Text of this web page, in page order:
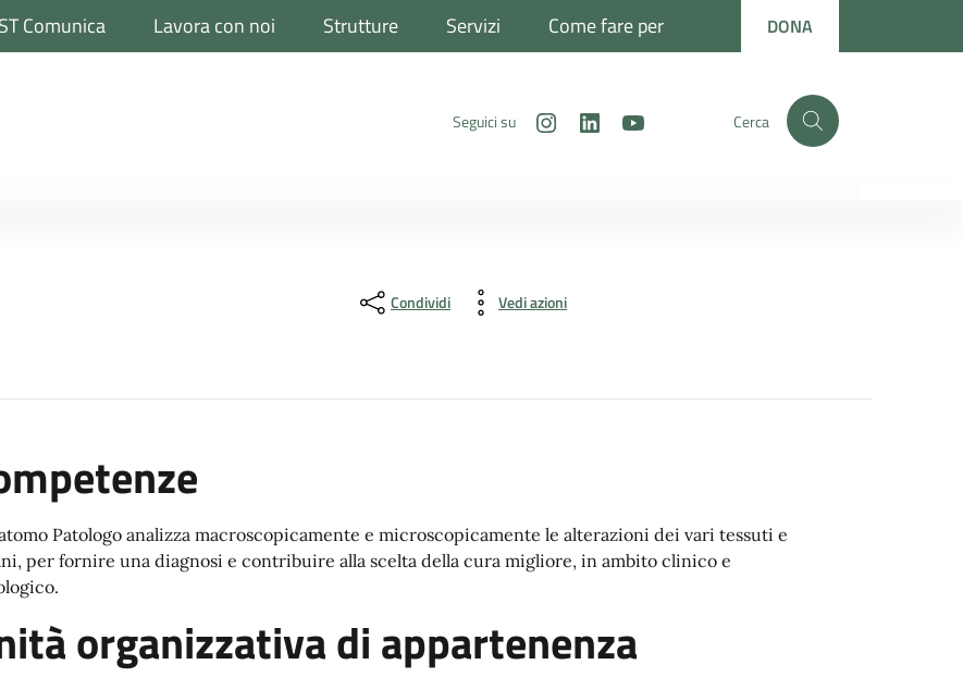
Comunica Lavora con noi Strutture Servizi Come fare per DONA
Seguici su Instagram
LinkedIn Cerca
Condividi Vedi azioni
Patologo analizza macroscopicamente e microscopicamente le alterazioni dei vari tessuti e
per fornire una diagnosi e contribuire alla scelta della cura migliore, in ambito clinico e
organizzativa di appartenenza